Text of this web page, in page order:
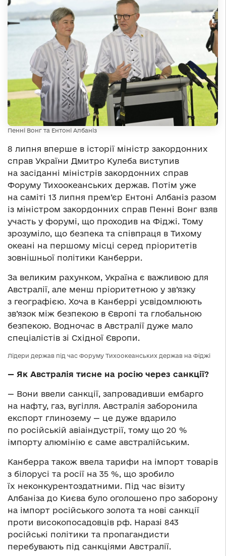
Пенні Вонг та Ентоні Албаніз
8 липня вперше в історії міністр закордонних
справ України Дмитро Кулеба виступив
на засіданні міністрів закордонних справ
Форуму Тихоокеанських держав. Потім уже
на саміті 13 липня прем’єр Ентоні Албаніз разом
із міністром закордонних справ Пенні Вонг взяв
участь у форумі, що проходив на Фіджі. Тому
зрозуміло, що безпека та співпраця в Тихому
океані на першому місці серед пріоритетів
зовнішньої політики Канберри.
За великим рахунком, Україна є важливою для
Австралії, але менш пріоритетною у зв’язку
з географією. Хоча в Канберрі усвідомлюють
зв’язок між безпекою в Європі та глобальною
безпекою. Водночас в Австралії дуже мало
спеціалістів зі Східної Європи.
Лідери держав під час Форуму Тихоокеанських держав на Фіджі
— Як Австралія тисне на росію через санкції?
— Вони ввели санкції, запровадивши ембарго
на нафту, газ, вугілля. Австралія заборонила
експорт глинозему — це дуже вдарило
по російській авіаіндустрії, тому що 20 %
імпорту алюмінію є саме австралійським.
Канберра також ввела тарифи на імпорт товарів
з білорусі та росії на 35 %, що зробило
їх неконкурентоздатними. Під час візиту
Албаніза до Києва було оголошено про заборону
на імпорт російського золота та нові санкції
проти високопосадовців рф. Наразі 843
російські політики та пропагандисти
перебувають під санкціями Австралії.